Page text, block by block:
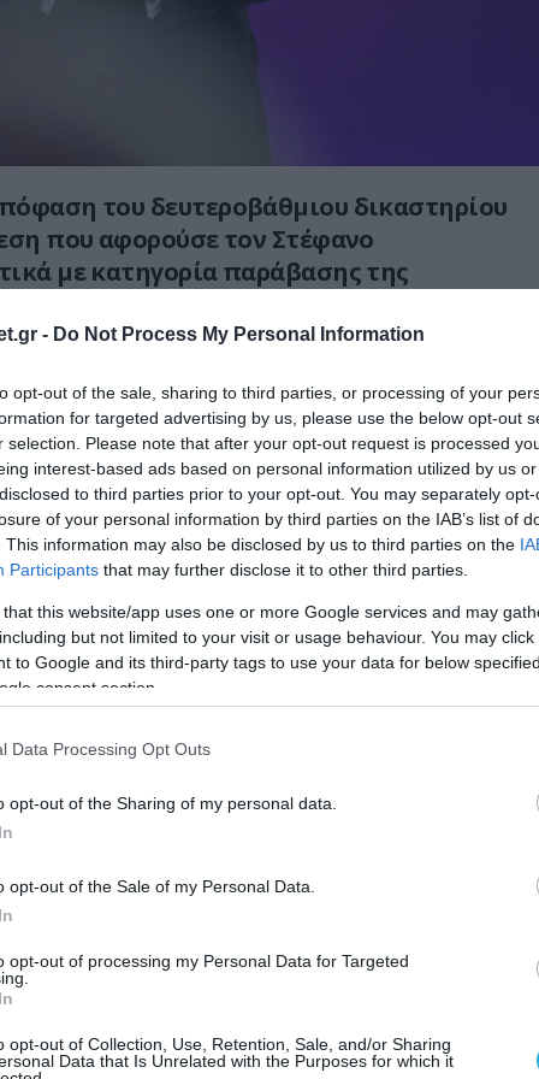
- Do Not Process My Personal Information
opt-out of the sale, sharing to third parties, or processing of your
for targeted advertising by us, please use the below opt-out
selection. Please note that after your opt-out request is processed
interest-based ads based on personal information utilized by us
to third parties prior to your opt-out. You may separately
of your personal information by third parties on the IAB’s list of
This information may also be disclosed by us to third parties on the
Participants that may further disclose it to other third parties.
that this website/app uses one or more Google services and may
but not limited to your visit or usage behaviour. You may
to Google and its third-party tags to use your data for below
consent section.
Data Processing Opt Outs
opt-out of the Sharing of my personal data.
opt-out of the Sale of my Personal Data.
opt-out of processing my Personal Data for Targeted
opt-out of Collection, Use, Retention, Sale, and/or Sharing
Data that Is Unrelated with the Purposes for which it
του δευτεροβάθμιου δικαστηρίου
που αφορούσε τον Στέφανο
με κατηγορία παράβασης της
συμμετοχή του σε εταιρείες στις ΗΠΑ
την υπόθεση σε δεύτερο βαθμό,
καταδικαστική απόφαση, με την
ποινή φυλάκισης 30 μηνών και
50.000 ευρώ με αναστολή.
η εισαγγελική πρόταση,
απαλλαγή του από τις κατηγορίες.
διαδικασία, ο εισαγγελέας υποστήριξε
διατηρούσε άμεση ή έμμεση συμμετοχή στις
τη στιγμή που ανέλαβε καθήκοντα
ούτε ότι ενήργησε με πρόθεση
πολιτικό και δημοσιογραφικό
της θέσης που κατείχε τότε ο Στέφανος
συζήτησης γύρω από τις υποχρεώσεις
προσώπων.